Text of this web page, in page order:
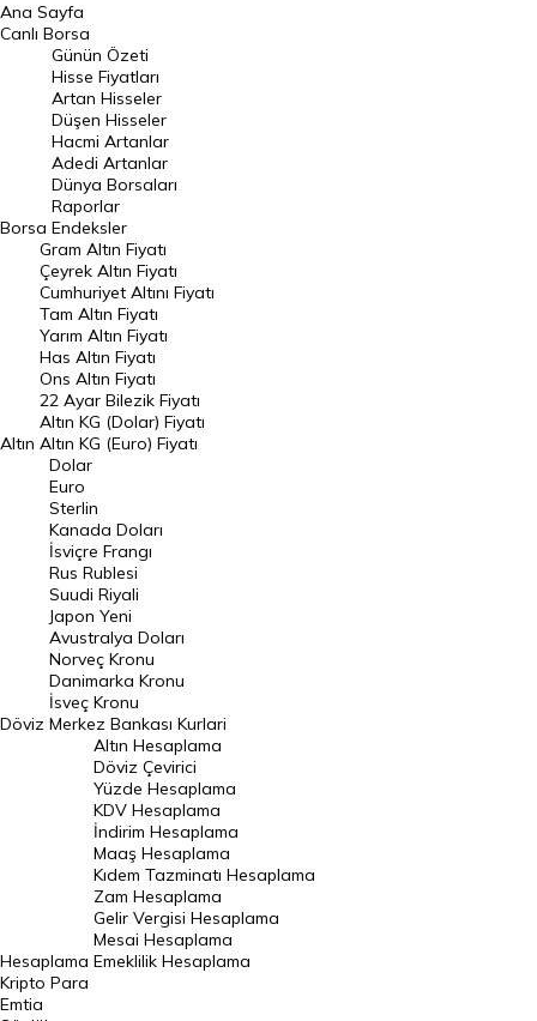
BIST 100 Hisseleri
En Çok Artan Hisseler
En Çok Düşen Hisseler
Hacmi Artanlar
Geçmiş Kapanışlar
Dünya Borsaları
Raporlar
Endeksler
DÖVİZ
Döviz Kuru
Dolar Kuru
Euro Kuru
Pound Kuru
Frank Kuru
Riyal Kuru
Avustralya Doları
Danimarka Kronu Kuru
Kanada Doları Kuru
Norveç Kronu Kuru
İsveç Kronu Kuru
Japon Yeni Kuru
Serbest Piyasa Döviz Kurları
Merkez Bankası Döviz Kurları
Altın Fiyatları
Gram Altın Fiyatı
Ana Sayfa
Canlı Borsa
Borsa
Günün Özeti
Hisse Fiyatları
Artan Hisseler
Düşen Hisseler
Hacmi Artanlar
Adedi Artanlar
Dünya Borsaları
Raporlar
Endeksler
Altın
Gram Altın Fiyatı
Çeyrek Altın Fiyatı
Cumhuriyet Altını Fiyatı
Tam Altın Fiyatı
Yarım Altın Fiyatı
Has Altın Fiyatı
Ons Altın Fiyatı
22 Ayar Bilezik Fiyatı
Altın KG (Dolar) Fiyatı
Altın KG (Euro) Fiyatı
Döviz
Dolar
Euro
Sterlin
Kanada Doları
İsviçre Frangı
Rus Rublesi
Suudi Riyali
Japon Yeni
Avustralya Doları
Norveç Kronu
Danimarka Kronu
İsveç Kronu
Merkez Bankası Kurlari
Hesaplama
Altın Hesaplama
Döviz Çevirici
Yüzde Hesaplama
KDV Hesaplama
İndirim Hesaplama
Maaş Hesaplama
Kıdem Tazminatı Hesaplama
Zam Hesaplama
Gelir Vergisi Hesaplama
Mesai Hesaplama
Emeklilik Hesaplama
Kripto Para
Emtia